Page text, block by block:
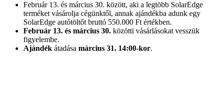
Február 13. és március 30. között, aki a legtöbb SolarEdge
terméket vásárolja cégünktől, annak ajándékba adunk egy
SolarEdge autótöltőt bruttó 550.000 Ft értékben.
Február 13. és március 30. közötti vásárlásokat vesszük
figyelembe.
Ajándék átadása március 31. 14:00-kor.